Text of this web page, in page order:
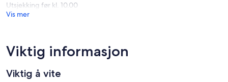
Utsjekking før kl. 10.00
Vis mer
Viktig informasjon
Viktig å vite